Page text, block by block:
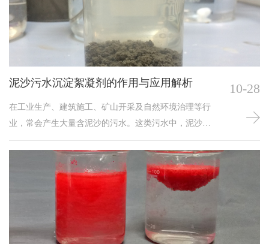
解影响投加量的关键逻辑，掌握科学的投加量确定方
法，才是实现污水有效净化与成本优化的核心。一、污
水特性：决定投加量的基础前提污水中杂质的种类与
泥沙污水沉淀絮凝剂的作用与应用解析
在工业生产、建筑施工、矿山开采及自然环境治理等行
业，常会产生大量含泥沙的污水。这类污水中，泥沙以
微小颗粒的形式分散存在，颗粒直径小、质量轻，自然
沉降速度慢，若直接排放，不仅会造成水体浑浊、堵塞
河道，还会破坏水生生态环境；若进行处理，传统的自
然沉淀工艺需占用大量场地且耗时漫长，难以满足有效
处理需求。泥沙污水沉淀絮凝剂（简称絮凝剂）作为解
决这一问题的核心药剂，能通过物理化学作用改变泥沙
颗粒的分散状态，
10-28